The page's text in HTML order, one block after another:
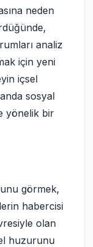
neden
analiz
için yeni
içsel
sosyal
yönelik bir
görmek,
habercisi
olan
huzurunu